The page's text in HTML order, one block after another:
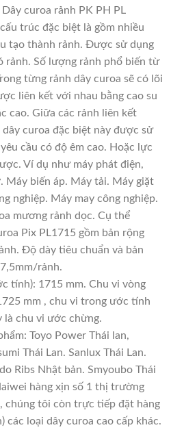
curoa rảnh PK PH PL
trúc đặc biệt là gồm nhiều
tạo thành rảnh. Được sử dụng
rảnh. Số lượng rảnh phổ biến từ
từng rảnh dây curoa sẽ có lõi
liên kết với nhau bằng cao su
cao. Giữa các rảnh liên kết
dây curoa đặc biệt này được sử
cầu có độ êm cao. Hoặc lực
Ví dụ như máy phát điện,
Máy biến áp. Máy tải. Máy giặt
nghiệp. Máy may công nghiệp.
mương rảnh dọc. Cụ thể
Pix PL1715 gồm bản rộng
Độ dày tiêu chuẩn và bản
rảnh.
tính): 1715 mm. Chu vi vòng
mm , chu vi trong ước tính
là chu vi ước chừng.
Toyo Power Thái lan,
Thái Lan. Sanlux Thái Lan.
Ribs Nhật bản. Smyoubo Thái
hàng xịn số 1 thị trường
chúng tôi còn trực tiếp đặt hàng
các loại dây curoa cao cấp khác.